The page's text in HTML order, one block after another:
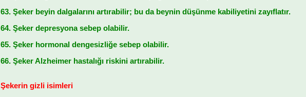
63. Şeker beyin dalgalarını artırabilir; bu da beynin düşünme kabiliyetini zayıflatır.
64. Şeker depresyona sebep olabilir.
65. Şeker hormonal dengesizliğe sebep olabilir.
66. Şeker Alzheimer hastalığı riskini artırabilir.
Şekerin gizli isimleri